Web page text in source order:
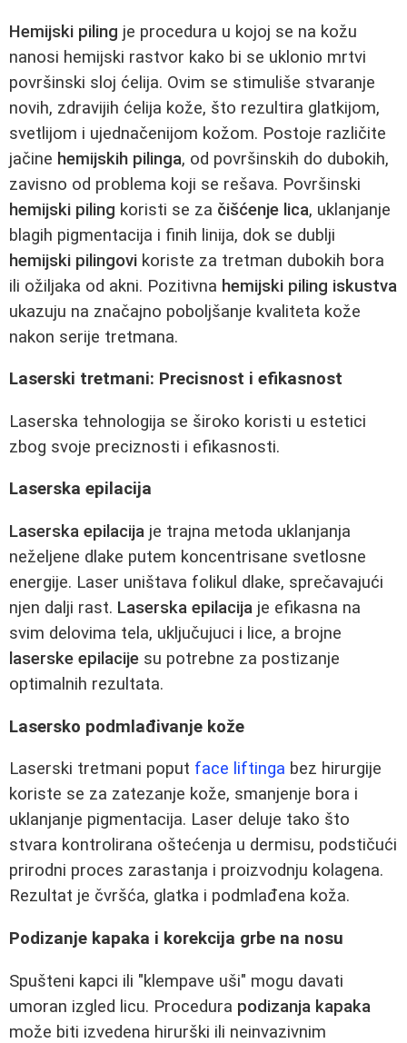
Hemijski piling je procedura u kojoj se na kožu
nanosi hemijski rastvor kako bi se uklonio mrtvi
površinski sloj ćelija. Ovim se stimuliše stvaranje
novih, zdravijih ćelija kože, što rezultira glatkijom,
svetlijom i ujednačenijom kožom. Postoje različite
jačine hemijskih pilinga, od površinskih do dubokih,
zavisno od problema koji se rešava. Površinski
hemijski piling koristi se za čišćenje lica, uklanjanje
blagih pigmentacija i finih linija, dok se dublji
hemijski pilingovi koriste za tretman dubokih bora
ili ožiljaka od akni. Pozitivna hemijski piling iskustva
ukazuju na značajno poboljšanje kvaliteta kože
nakon serije tretmana.
Laserski tretmani: Precisnost i efikasnost
Laserska tehnologija se široko koristi u estetici
zbog svoje preciznosti i efikasnosti.
Laserska epilacija
Laserska epilacija je trajna metoda uklanjanja
neželjene dlake putem koncentrisane svetlosne
energije. Laser uništava folikul dlake, sprečavajući
njen dalji rast. Laserska epilacija je efikasna na
svim delovima tela, uključujuci i lice, a brojne
laserske epilacije su potrebne za postizanje
optimalnih rezultata.
Lasersko podmlađivanje kože
Laserski tretmani poput face liftinga bez hirurgije
koriste se za zatezanje kože, smanjenje bora i
uklanjanje pigmentacija. Laser deluje tako što
stvara kontrolirana oštećenja u dermisu, podstičući
prirodni proces zarastanja i proizvodnju kolagena.
Rezultat je čvršća, glatka i podmlađena koža.
Podizanje kapaka i korekcija grbe na nosu
Spušteni kapci ili "klempave uši" mogu davati
umoran izgled licu. Procedura podizanja kapaka
može biti izvedena hirurški ili neinvazivnim